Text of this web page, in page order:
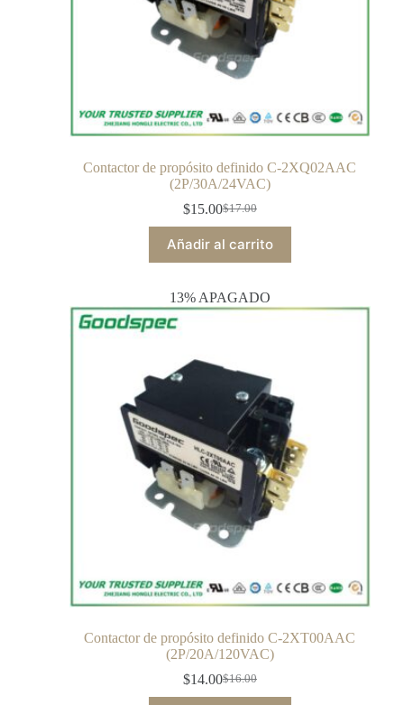
Contactor de propósito definido C-2XQ02AAC
(2P/30A/24VAC)
$17.00
$15.00
Añadir al carrito
13% APAGADO
Contactor de propósito definido C-2XT00AAC
(2P/20A/120VAC)
$16.00
$14.00